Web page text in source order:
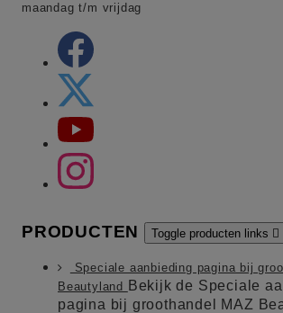
maandag t/m vrijdag
PRODUCTEN Toggle producten links 
Speciale aanbieding pagina bij
Beautyland
Bekijk de Speciale
pagina bij groothandel MAZ